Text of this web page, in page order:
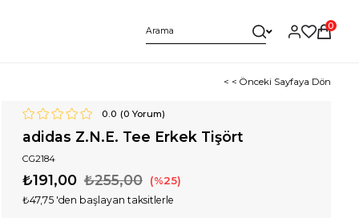
0
< < Önceki Sayfaya Dön
0.0 (0 Yorum)
adidas Z.N.E. Tee Erkek Tişört
CG2184
₺255,00
₺191,00 25
₺47,75 'den başlayan taksitlerle